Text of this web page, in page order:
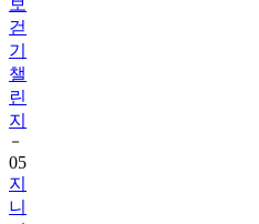
기
챌
린
지
05
지
니
어
트